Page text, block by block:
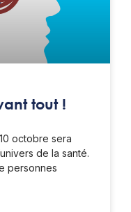
tout !
octobre sera
de la santé.
personnes